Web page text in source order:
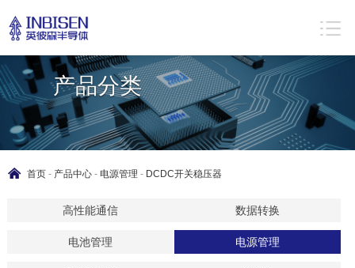
classification
产品分类
首页- 产品中心- 电源管理 - DCDC开关稳压器
高性能通信 数据转换
电池管理 电源管理